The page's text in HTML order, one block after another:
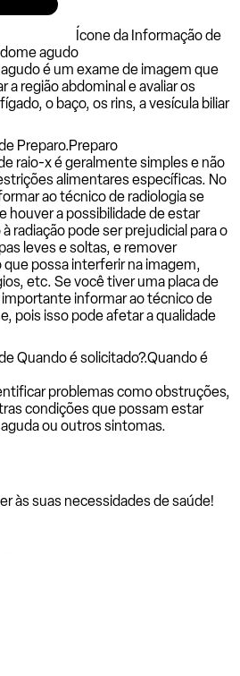
Ícone da Informação de
agudo
é um exame de imagem que
a região abdominal e avaliar os
o baço, os rins, a vesícula biliar
Preparo.Preparo
raio-x é geralmente simples e não
alimentares específicas. No
ao técnico de radiologia se
houver a possibilidade de estar
radiação pode ser prejudicial para o
leves e soltas, e remover
possa interferir na imagem,
etc. Se você tiver uma placa de
informar ao técnico de
pois isso pode afetar a qualidade
Quando é solicitado?.Quando é
problemas como obstruções,
condições que possam estar
ou outros sintomas.
às suas necessidades de saúde!